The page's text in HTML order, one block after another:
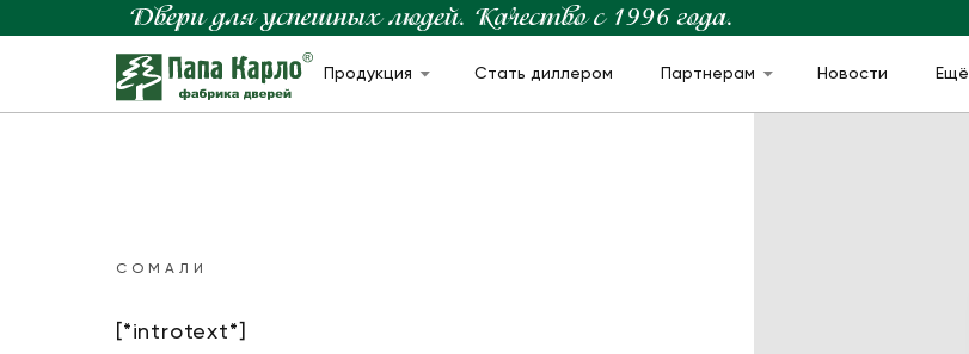
Продукция Стать диллером Партнерам Новости Ещё
СОМАЛИ
[*introtext*]